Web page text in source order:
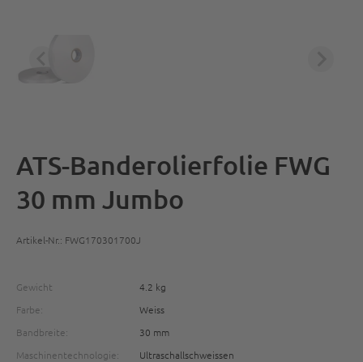
ATS-Banderolierfolie FWG
30 mm Jumbo
Artikel-Nr.: FWG170301700J
Gewicht
4.2 kg
Farbe:
Weiss
Bandbreite:
30 mm
Maschinentechnologie:
Ultraschallschweissen